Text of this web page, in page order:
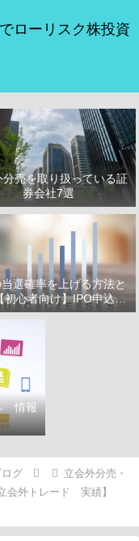
ローリスク株投資
分売を取り扱っている証
券会社7選
選確率を上げる方法と
初心者向け】IPO申込で
選ぶべき証券会社
情報
グ
立会外分売・
会外トレード 実績】